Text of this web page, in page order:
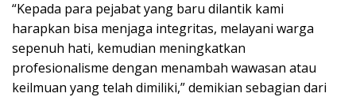
“Kepada para pejabat yang baru dilantik kami
harapkan bisa menjaga integritas, melayani warga
sepenuh hati, kemudian meningkatkan
profesionalisme dengan menambah wawasan atau
keilmuan yang telah dimiliki,” demikian sebagian dari